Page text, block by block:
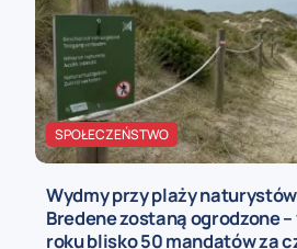
SPOŁECZEŃSTWO
Wydmy przy plaży
Bredene zostaną ogrodzone –
roku blisko 50 mandatów za